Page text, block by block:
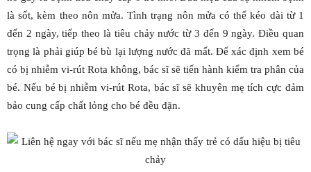
là sốt, kèm theo nôn mửa. Tình trạng nôn mửa có thể kéo dài từ 1
đến 2 ngày, tiếp theo là tiêu chảy nước từ 3 đến 9 ngày. Điều quan
trọng là phải giúp bé bù lại lượng nước đã mất. Để xác định xem bé
có bị nhiễm vi-rút Rota không, bác sĩ sẽ tiến hành kiểm tra phân của
bé. Nếu bé bị nhiễm vi-rút Rota, bác sĩ sẽ khuyên mẹ tích cực đảm
bảo cung cấp chất lỏng cho bé đều đặn.